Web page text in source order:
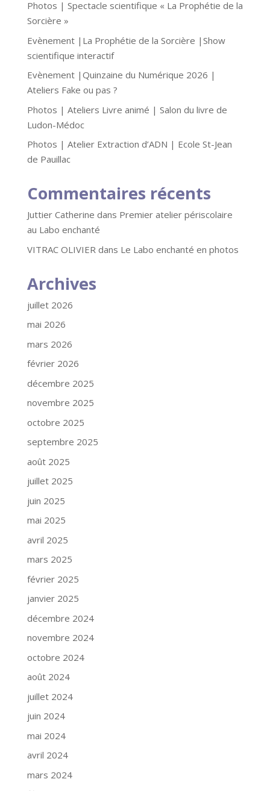
Photos | Spectacle scientifique « La Prophétie de la
Sorcière »
Evènement |La Prophétie de la Sorcière |Show
scientifique interactif
Evènement |Quinzaine du Numérique 2026 |
Ateliers Fake ou pas ?
Photos | Ateliers Livre animé | Salon du livre de
Ludon-Médoc
Photos | Atelier Extraction d’ADN | Ecole St-Jean
de Pauillac
Commentaires récents
Juttier Catherine dans Premier atelier périscolaire
au Labo enchanté
VITRAC OLIVIER dans Le Labo enchanté en photos
Archives
juillet 2026
mai 2026
mars 2026
février 2026
décembre 2025
novembre 2025
octobre 2025
septembre 2025
août 2025
juillet 2025
juin 2025
mai 2025
avril 2025
mars 2025
février 2025
janvier 2025
décembre 2024
novembre 2024
octobre 2024
août 2024
juillet 2024
juin 2024
mai 2024
avril 2024
mars 2024